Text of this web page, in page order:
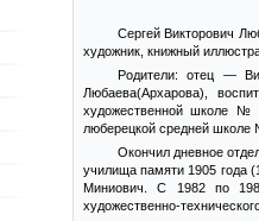
Сергей Викторович
художник, книжный
Родители: отец —
Любаева(Архарова),
художественной школе
люберецкой средней школе
Окончил дневное
училища памяти 1905 года
Миниович. С 1982 по
художественно-